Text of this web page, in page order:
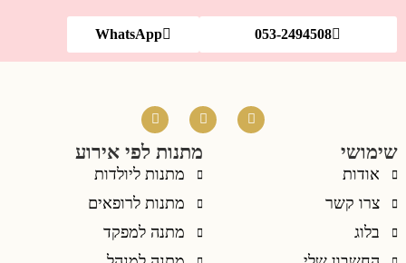
053-2494508
WhatsApp
שימושי
אודות
צרו קשר
בלוג
מתנות לפי אירוע
מתנות ליולדות
מתנות לרופאים
מתנה למפקד